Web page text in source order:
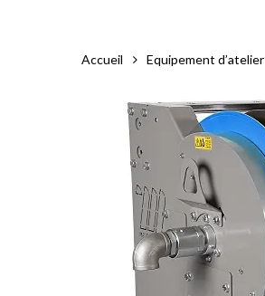
Accueil Equipement d’atelier